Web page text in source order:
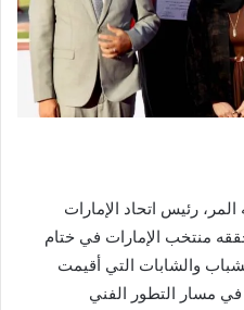
المر، رئيس اتحاد الإمارات
منتخب الإمارات في ختام
والشابات التي أقيمت
مسار التطور الفني